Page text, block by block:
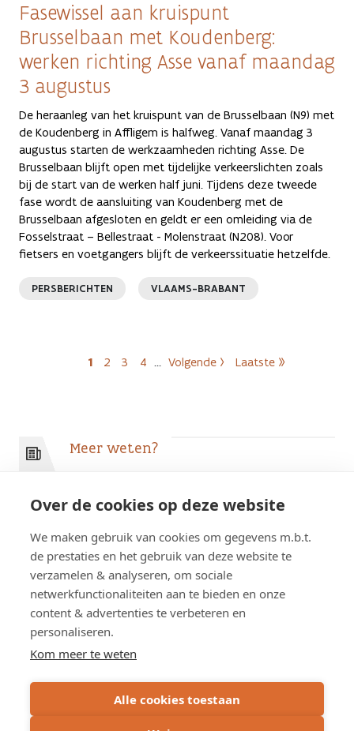
Over de cookies op deze website
We maken gebruik van cookies om gegevens m.b.t.
de prestaties en het gebruik van deze website te
verzamelen & analyseren, om sociale
netwerkfunctionaliteiten aan te bieden en onze
content & advertenties te verbeteren en
personaliseren.
Kom meer te weten
Alle cookies toestaan
Fasewissel aan kruispunt
Brusselbaan met Koudenberg:
werken richting Asse vanaf maandag
3 augustus
De heraanleg van het kruispunt van de Brusselbaan (N9) met
de Koudenberg in Affligem is halfweg. Vanaf maandag 3
augustus starten de werkzaamheden richting Asse. De
Brusselbaan blijft open met tijdelijke verkeerslichten zoals
bij de start van de werken half juni. Tijdens deze tweede
fase wordt de aansluiting van Koudenberg met de
Brusselbaan afgesloten en geldt er een omleiding via de
Fosselstraat – Bellestraat - Molenstraat (N208). Voor
fietsers en voetgangers blijft de verkeerssituatie hetzelfde.
PERSBERICHTEN VLAAMS-BRABANT
Paginering
1 2 3 4 … Volgende › Laatste »
Meer weten?
Journalisten kunnen rechtstreeks contact
opnemen met onze woordvoerders.